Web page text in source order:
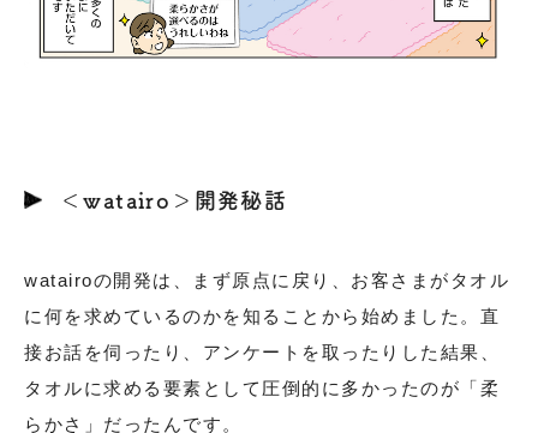
＜watairo＞開発秘話
watairoの開発は、まず原点に戻り、お客さまがタオル
に何を求めているのかを知ることから始めました。直
接お話を伺ったり、アンケートを取ったりした結果、
タオルに求める要素として圧倒的に多かったのが「柔
らかさ」だったんです。